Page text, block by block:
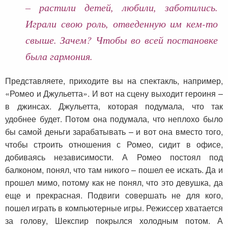
– растили детей, любили, заботились.
Играли свою роль, отведенную им кем-то
свыше. Зачем? Чтобы во всей постановке
была гармония.
Представляете, приходите вы на спектакль, например,
«Ромео и Джульетта». И вот на сцену выходит героиня –
в джинсах. Джульетта, которая подумала, что так
удобнее будет. Потом она подумала, что неплохо было
бы самой деньги зарабатывать – и вот она вместо того,
чтобы строить отношения с Ромео, сидит в офисе,
добиваясь независимости. А Ромео постоял под
балконом, понял, что там никого – пошел ее искать. Да и
прошел мимо, потому как не понял, что это девушка, да
еще и прекрасная. Подвиги совершать не для кого,
пошел играть в компьютерные игры. Режиссер хватается
за голову, Шекспир покрылся холодным потом. А